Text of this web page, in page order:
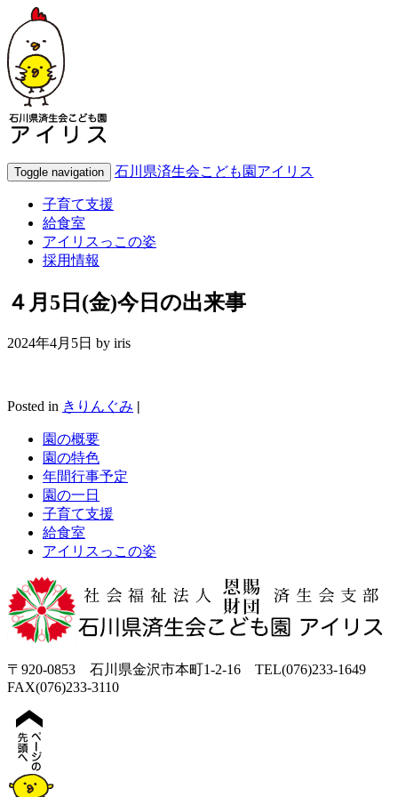
Toggle navigation 石川県済生会こども園アイリス
子育て支援
給食室
アイリスっこの姿
採用情報
４月5日(金)今日の出来事
2024年4月5日 by iris
Posted in きりんぐみ |
園の概要
園の特色
年間行事予定
園の一日
子育て支援
給食室
アイリスっこの姿
〒920-0853 石川県金沢市本町1-2-16 TEL(076)233-1649
FAX(076)233-3110